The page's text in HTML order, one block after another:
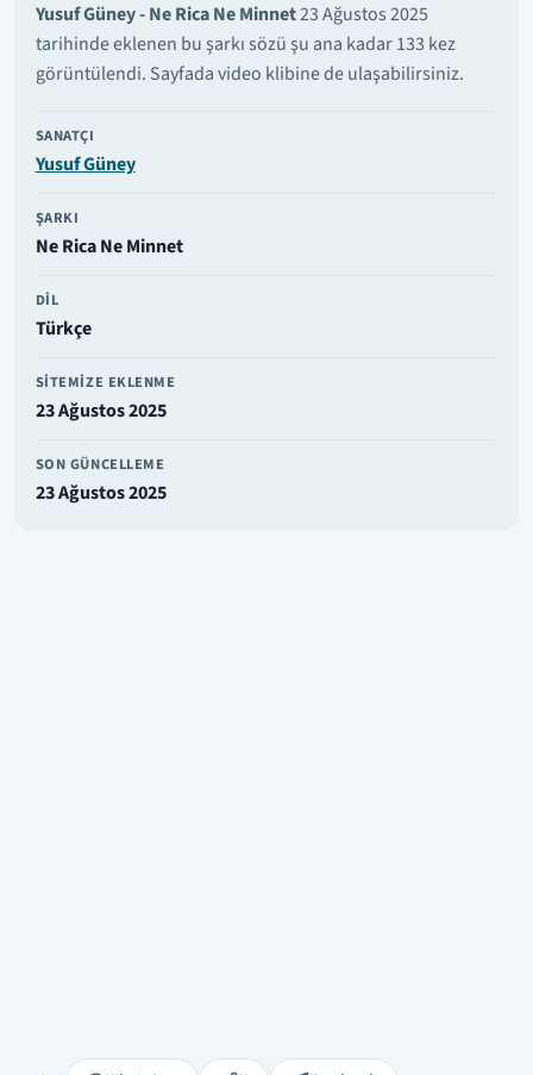
Yusuf Güney - Ne Rica Ne Minnet23 Ağustos 2025
tarihinde eklenen bu şarkı sözü şu ana kadar 133 kez
görüntülendi. Sayfada video klibine de ulaşabilirsiniz.
SANATÇI
Yusuf Güney
ŞARKI
Ne Rica Ne Minnet
DIL
Türkçe
SITEMIZE EKLENME
23 Ağustos 2025
SON GÜNCELLEME
23 Ağustos 2025